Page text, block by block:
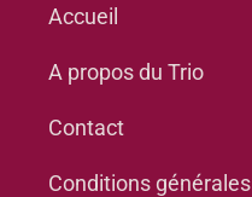
Accueil
A propos du Trio
Contact
Conditions générales